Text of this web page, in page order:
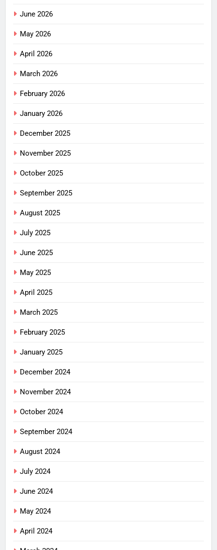
June 2026
May 2026
April 2026
March 2026
February 2026
January 2026
December 2025
November 2025
October 2025
September 2025
August 2025
July 2025
June 2025
May 2025
April 2025
March 2025
February 2025
January 2025
December 2024
November 2024
October 2024
September 2024
August 2024
July 2024
June 2024
May 2024
April 2024